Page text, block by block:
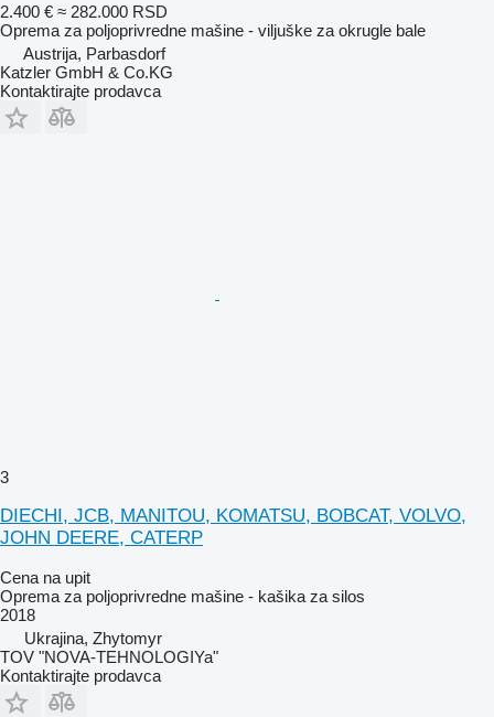
2.400 € ≈ 282.000 RSD
Oprema za poljoprivredne mašine - viljuške za okrugle bale
Austrija, Parbasdorf
Katzler GmbH & Co.KG
Kontaktirajte prodavca
3
DIECHI, JCB, MANITOU, KOMATSU, BOBCAT, VOLVO,
JOHN DEERE, CATERP
Cena na upit
Oprema za poljoprivredne mašine - kašika za silos
2018
Ukrajina, Zhytomyr
TOV "NOVA-TEHNOLOGIYa"
Kontaktirajte prodavca